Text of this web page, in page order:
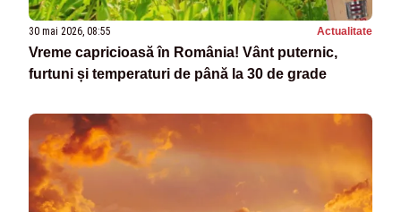
30 mai 2026, 08:55 Actualitate
Vreme capricioasă în România! Vânt puternic,
furtuni și temperaturi de până la 30 de grade